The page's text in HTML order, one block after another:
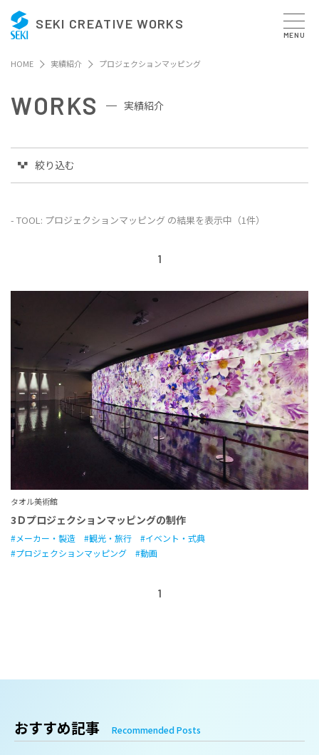
SEKI CREATIVE WORKS
MENU
HOME 実績紹介 プロジェクションマッピング
WORKS 実績紹介
絞り込む
- TOOL: プロジェクションマッピング の結果を表示中（1件）
1
タオル美術館
3Ｄプロジェクションマッピングの制作
メーカー・製造 観光・旅行
イベント・式典
プロジェクションマッピング
動画
1
おすすめ記事 Recommended Posts